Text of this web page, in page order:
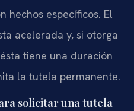
hechos específicos. El
acelerada y, si otorga
tiene una duración
la tutela permanente.
solicitar una tutela